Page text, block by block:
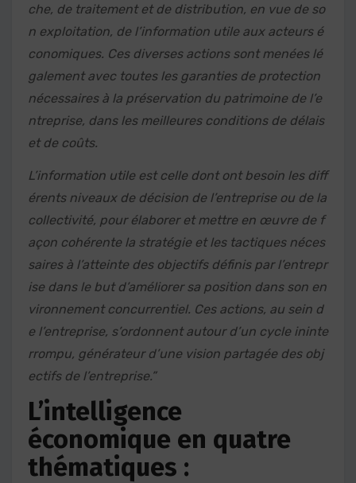
che, de traitement et de distribution, en vue de so
n exploitation, de l’information utile aux acteurs é
conomiques. Ces diverses actions sont menées lé
galement avec toutes les garanties de protection
nécessaires à la préservation du patrimoine de l’e
ntreprise, dans les meilleures conditions de délais
et de coûts.
L’information utile est celle dont ont besoin les diff
érents niveaux de décision de l’entreprise ou de la
collectivité, pour élaborer et mettre en œuvre de f
açon cohérente la stratégie et les tactiques néces
saires à l’atteinte des objectifs définis par l’entrepr
ise dans le but d’améliorer sa position dans son en
vironnement concurrentiel. Ces actions, au sein d
e l’entreprise, s’ordonnent autour d’un cycle ininte
rrompu, générateur d’une vision partagée des obj
ectifs de l’entreprise.”
L’intelligence
économique en quatre
thématiques :